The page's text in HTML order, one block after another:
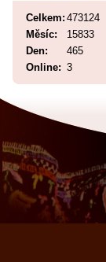
Online: 3
Celkem: 473124
Měsíc:
15833
Den:
465